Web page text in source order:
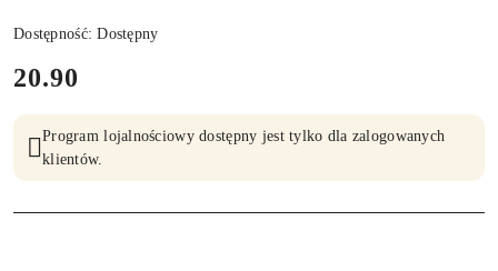
Dostępność:Dostępny
cena:
20.90
Program lojalnościowy dostępny jest tylko dla zalogowanych
klientów.